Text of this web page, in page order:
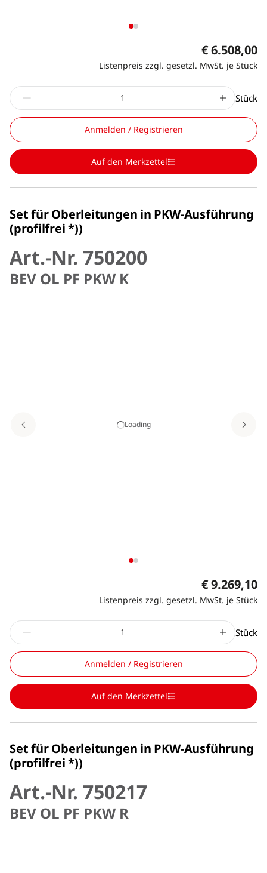
€ 6.508,00
Listenpreis zzgl. gesetzl. MwSt. je Stück
Stück
Anmelden / Registrieren
Auf den Merkzettel
Set für Oberleitungen in PKW-Ausführung
(profilfrei *))
Art.-Nr. 750200
BEV OL PF PKW K
Loading
€ 9.269,10
Listenpreis zzgl. gesetzl. MwSt. je Stück
Stück
Anmelden / Registrieren
Auf den Merkzettel
Set für Oberleitungen in PKW-Ausführung
(profilfrei *))
Art.-Nr. 750217
BEV OL PF PKW R